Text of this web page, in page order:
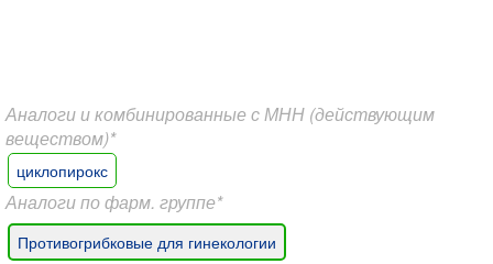
Аналоги и комбинированные с МНН (действующим
веществом)*
циклопирокс
Аналоги по фарм. группе*
Противогрибковые для гинекологии